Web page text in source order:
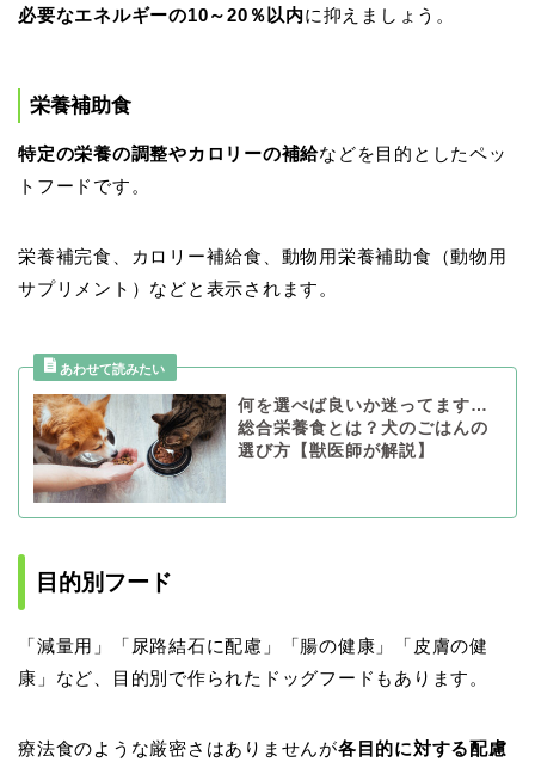
必要なエネルギーの10～20％以内に抑えましょう。
栄養補助食
特定の栄養の調整やカロリーの補給などを目的としたペッ
トフードです。
栄養補完食、カロリー補給食、動物用栄養補助食（動物用
サプリメント）などと表示されます。
何を選べば良いか迷ってます…
総合栄養食とは？犬のごはんの
選び方【獣医師が解説】
目的別フード
「減量用」「尿路結石に配慮」「腸の健康」「皮膚の健
康」など、目的別で作られたドッグフードもあります。
療法食のような厳密さはありませんが各目的に対する配慮